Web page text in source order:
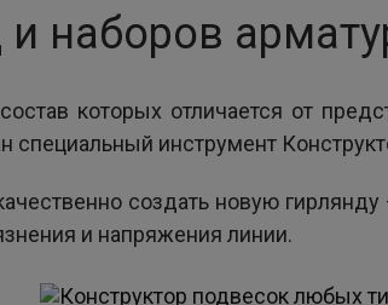
и наборов
которых отличается от
специальный инструмент
создать новую
и напряжения линии.